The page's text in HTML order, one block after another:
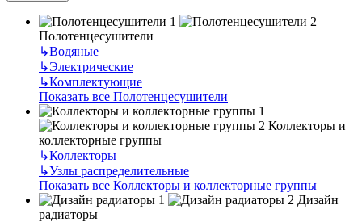
Полотенцесушители
↳Водяные
↳Электрические
↳Комплектующие
Показать все Полотенцесушители
Коллекторы и
коллекторные группы
↳Коллекторы
↳Узлы распределительные
Показать все Коллекторы и коллекторные группы
Дизайн
радиаторы